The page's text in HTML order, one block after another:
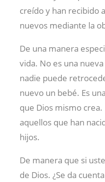
creído y han recibido
nuevos mediante la
De una manera
vida. No es una
nadie puede
nuevo un bebé. Es
que Dios mismo
aquellos que han
hijos.
De manera que si
de Dios. ¿Se da